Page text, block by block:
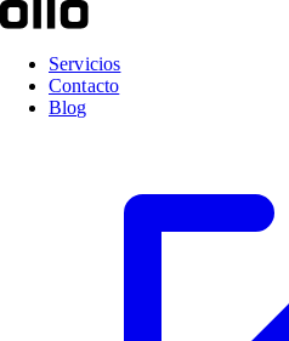
Servicios
Contacto
Blog